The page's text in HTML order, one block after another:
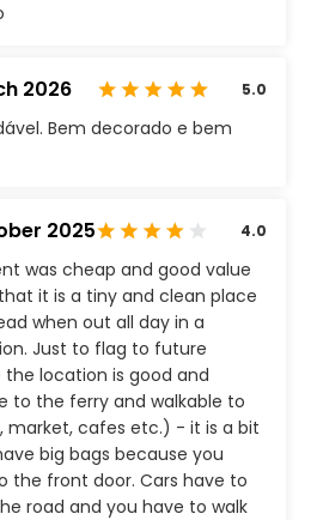
2026 5.0
Bem decorado e bem
2025 4.0
was cheap and good value
it is a tiny and clean place
when out all day in a
Just to flag to future
the location is good and
to the ferry and walkable to
market, cafes etc.) - it is a bit
big bags because you
the front door. Cars have to
road and you have to walk